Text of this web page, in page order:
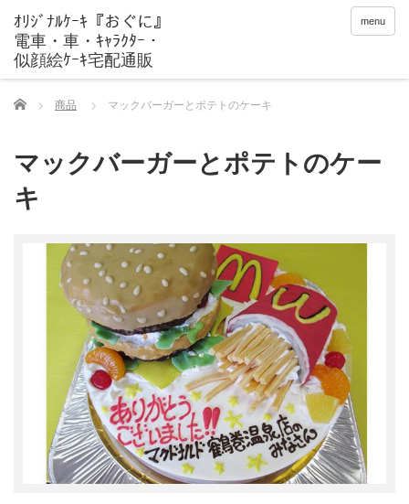
menu
Home 商品 マックバーガーとポテトのケーキ
マックバーガーとポテトのケー
キ